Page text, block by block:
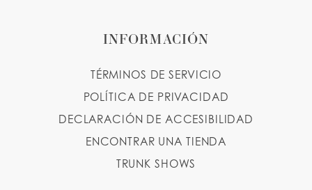
INFORMACIÓN
TÉRMINOS DE SERVICIO
POLÍTICA DE PRIVACIDAD
DECLARACIÓN DE ACCESIBILIDAD
ENCONTRAR UNA TIENDA
TRUNK SHOWS